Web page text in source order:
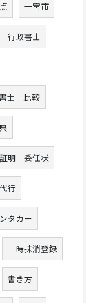
一宮市
行政書士
士 比較
明 委任状
行
タカー
一時抹消登録
書き方